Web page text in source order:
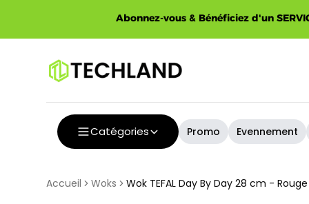
Abonnez-vous & Bénéficiez d'un
Catégories Promo Evennement
Accueil Woks Wok TEFAL Day By Day 28 cm - Rouge